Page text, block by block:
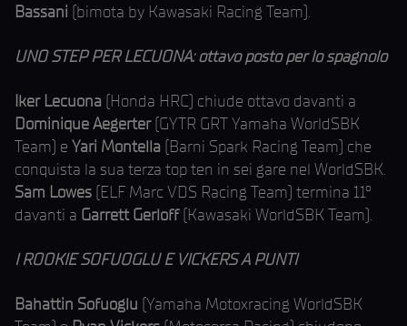
Bassani (bimota by Kawasaki Racing Team).
UNO STEP PER LECUONA: ottavo posto per lo spagnolo
Iker Lecuona (Honda HRC) chiude ottavo davanti a
Dominique Aegerter(GYTR GRT Yamaha WorldSBK
Team) e Yari Montella (Barni Spark Racing Team) che
conquista la sua terza top ten in sei gare nel WorldSBK.
Sam Lowes (ELF Marc VDS Racing Team) termina 11°
davanti a Garrett Gerloff(Kawasaki WorldSBK Team).
I ROOKIE SOFUOGLU E VICKERS A PUNTI
Bahattin Sofuoglu (Yamaha Motoxracing WorldSBK